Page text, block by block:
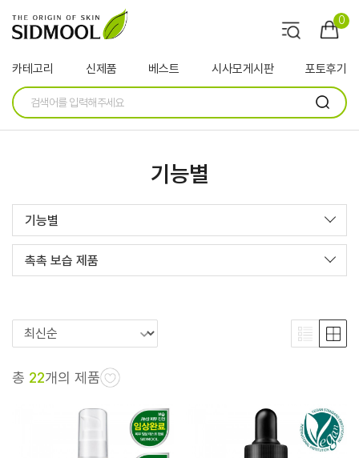
0
카테고리 신제품 베스트 시사모게시판 포토후기
기능별
기능별
촉촉 보습 제품
총 22개의 제품